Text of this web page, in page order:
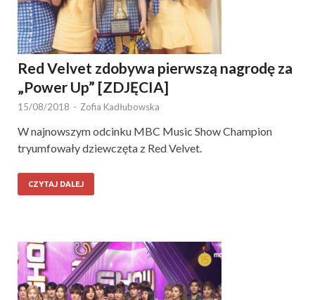
Red Velvet zdobywa pierwszą nagrodę za
„Power Up” [ZDJĘCIA]
15/08/2018 - Zofia Kadłubowska
W najnowszym odcinku MBC Music Show Champion
tryumfowały dziewczęta z Red Velvet.
CZYTAJ DALEJ